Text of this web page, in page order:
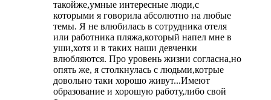
такойже,умные интересные люди,с
которыми я говорила абсолютно на любые
темы. Я не влюбилась в сотрудника отеля
или работника пляжа,который напел мне в
уши,хотя и в таких наши девченки
влюбляются. Про уровень жизни согласна,но
опять же, я столкнулась с людьми,котрые
довольно таки хорошо живут...Имеют
образование и хорошую работу,либо свой